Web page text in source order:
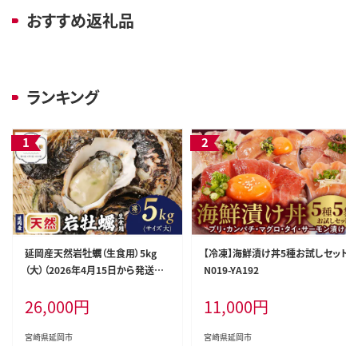
おすすめ返礼品
ランキング
延岡産天然岩牡蠣（生食用）5kg
（大）（2026年4月15日から発送開
26,000円
宮崎県延岡市
【冷凍】海鮮漬け丼5種お試しセット
N019-YA192
11,000円
宮崎県延岡市